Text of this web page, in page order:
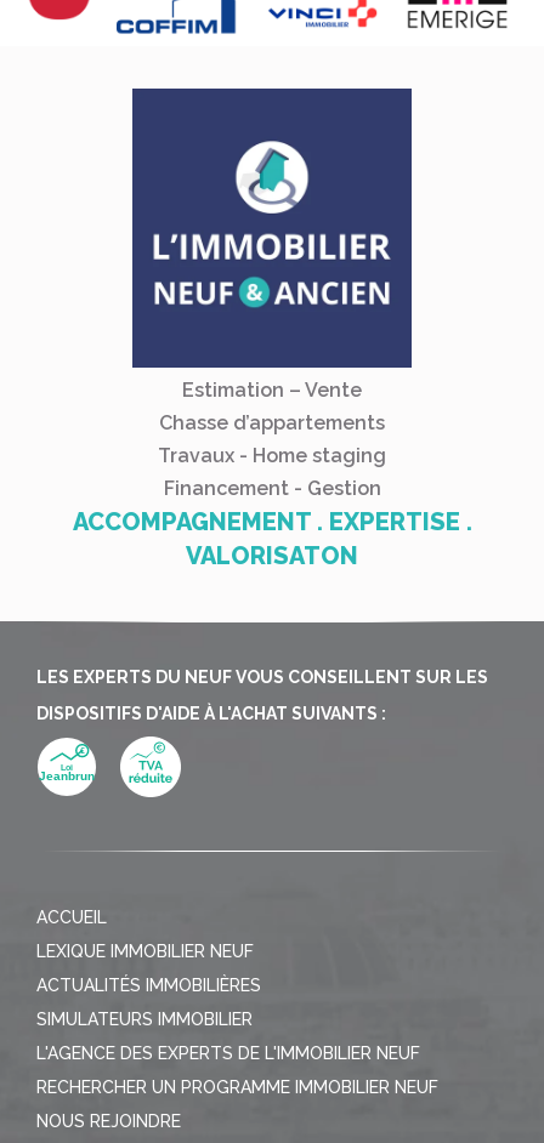
Estimation – Vente
Chasse d’appartements
Travaux - Home staging
Financement - Gestion
ACCOMPAGNEMENT . EXPERTISE .
VALORISATON
LES EXPERTS DU NEUF VOUS CONSEILLENT SUR LES
DISPOSITIFS D'AIDE À L'ACHAT SUIVANTS :
ACCUEIL
LEXIQUE IMMOBILIER NEUF
ACTUALITÉS IMMOBILIÈRES
SIMULATEURS IMMOBILIER
L'AGENCE DES EXPERTS DE L'IMMOBILIER NEUF
RECHERCHER UN PROGRAMME IMMOBILIER NEUF
NOUS REJOINDRE